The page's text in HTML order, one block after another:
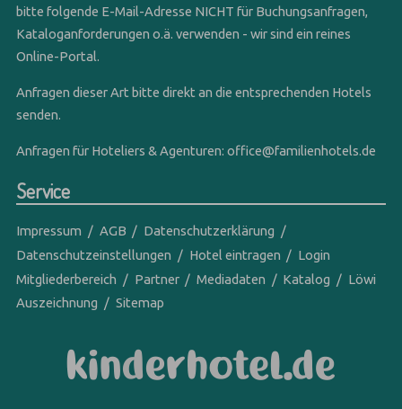
bitte folgende E-Mail-Adresse NICHT für Buchungsanfragen,
Kataloganforderungen o.ä. verwenden - wir sind ein reines
Online-Portal.
Anfragen dieser Art bitte direkt an die entsprechenden Hotels
senden.
Anfragen für Hoteliers & Agenturen:office@familienhotels.de
Service
Impressum AGB
Datenschutzerklärung
Datenschutzeinstellungen
Hotel eintragen
Login
Mitgliederbereich
Partner Mediadaten Katalog
Löwi
Auszeichnung
Sitemap